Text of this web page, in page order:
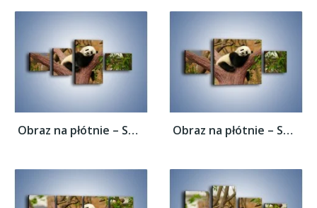
Obraz na płótnie – Sen pandy na drzewie –... Obraz na płótnie – Sen pandy na drzewie –...